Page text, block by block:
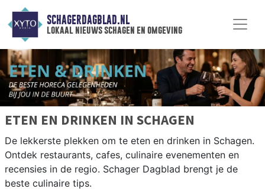
SCHAGERDAGBLAD.NL
lokaal nieuws schagen en omgeving
ETEN EN DRINKEN IN SCHAGEN
De lekkerste plekken om te eten en drinken in Schagen.
Ontdek restaurants, cafes, culinaire evenementen en
recensies in de regio. Schager Dagblad brengt je de
beste culinaire tips.